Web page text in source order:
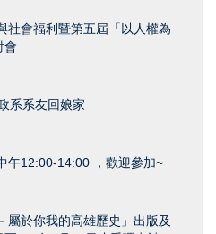
社會福利暨第五屆「以人權為
會
系系友回娘家
午12:00-14:00 ，歡迎參加~
屬於你我的高雄歷史」出版及